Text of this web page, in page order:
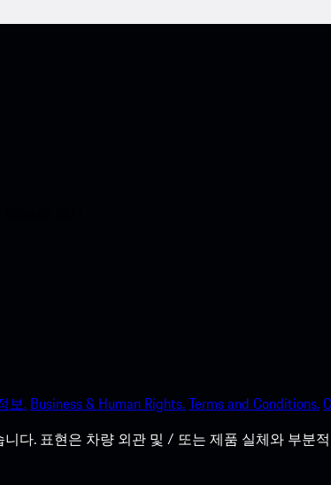
보. Business & Human Rights.Terms and Conditions.
다. 표현은 차량 외관 및 / 또는 제품 실체와 부분